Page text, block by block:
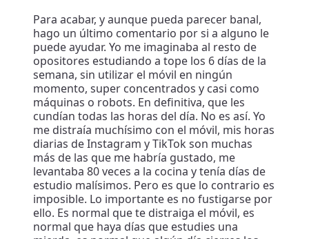
Para acabar, y aunque pueda parecer banal,
hago un último comentario por si a alguno le
puede ayudar. Yo me imaginaba al resto de
opositores estudiando a tope los 6 días de la
semana, sin utilizar el móvil en ningún
momento, super concentrados y casi como
máquinas o robots. En definitiva, que les
cundían todas las horas del día. No es así. Yo
me distraía muchísimo con el móvil, mis horas
diarias de Instagram y TikTok son muchas
más de las que me habría gustado, me
levantaba 80 veces a la cocina y tenía días de
estudio malísimos. Pero es que lo contrario es
imposible. Lo importante es no fustigarse por
ello. Es normal que te distraiga el móvil, es
normal que haya días que estudies una